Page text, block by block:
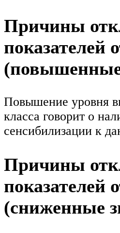
Причины
показателей
(повышенные
Повышение уровня
класса говорит о
сенсибилизации к
Причины
показателей
(сниженные